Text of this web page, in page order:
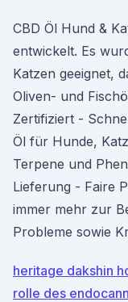
CBD Öl Hund &
entwickelt. Es
Katzen geeignet,
Oliven- und
Zertifiziert -
Öl für Hunde,
Terpene und
Lieferung - Faire
immer mehr zur
Probleme sowie
heritage dakshin
rolle des